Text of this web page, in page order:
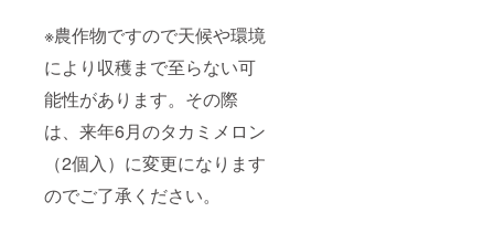
※農作物ですので天候や環境
により収穫まで至らない可
能性があります。その際
は、来年6月のタカミメロン
（2個入）に変更になります
のでご了承ください。